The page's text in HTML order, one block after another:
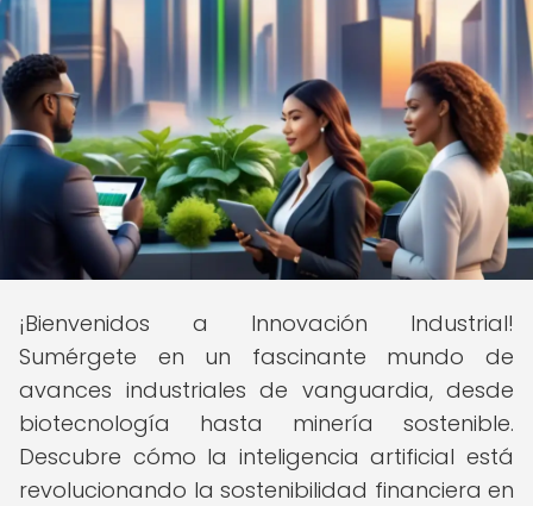
¡Bienvenidos a Innovación Industrial!
Sumérgete en un fascinante mundo de
avances industriales de vanguardia, desde
biotecnología hasta minería sostenible.
Descubre cómo la inteligencia artificial está
revolucionando la sostenibilidad financiera en